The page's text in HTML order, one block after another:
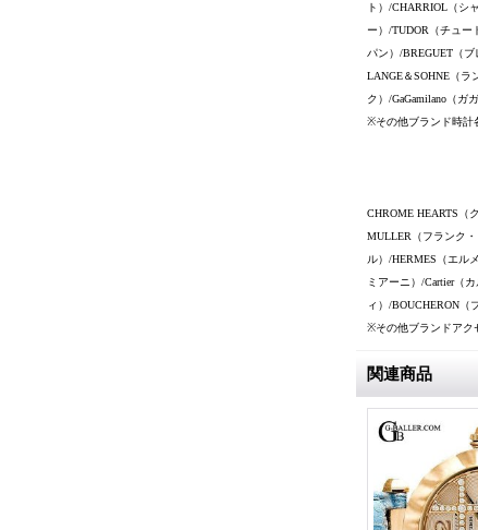
ト）/CHARRIOL（シ
ー）/TUDOR（チュー
パン）/BREGUET（
LANGE＆SOHNE（ラ
ク）/GaGamilano（ガ
※その他ブランド時計
CHROME HEARTS（
MULLER（フランク
ル）/HERMES（エル
ミアーニ）/Cartier（
ィ）/BOUCHERON（
※その他ブランドアク
関連商品